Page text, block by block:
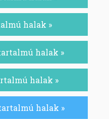
halak »
halak »
halak »
halak »